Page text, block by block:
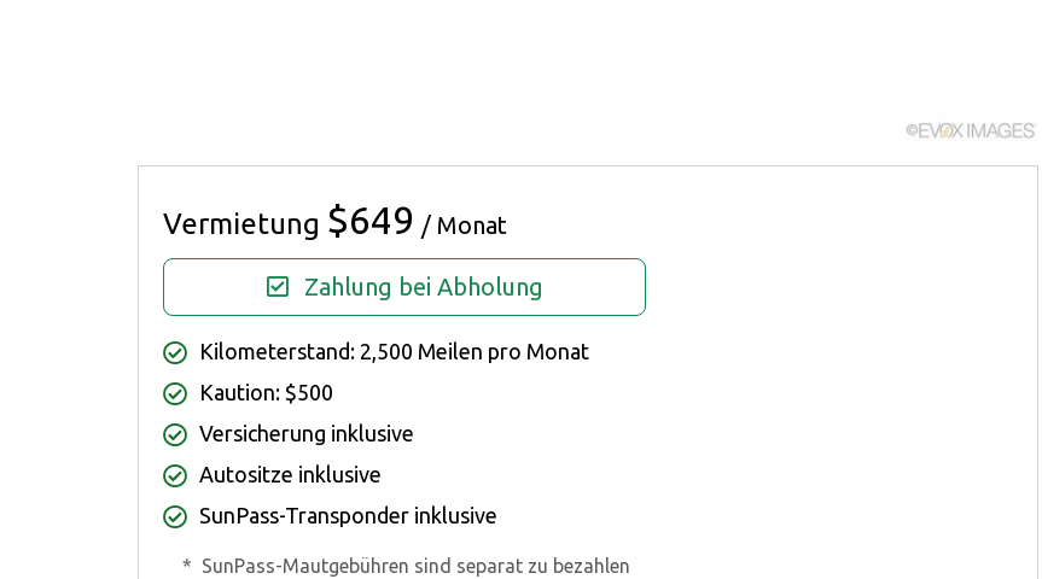
Vermietung $649 / Monat
Zahlung bei Abholung
Kilometerstand: 2,500 Meilen pro Monat
Kaution: $500
Versicherung inklusive
Autositze inklusive
SunPass-Transponder inklusive
* SunPass-Mautgebühren sind separat zu bezahlen